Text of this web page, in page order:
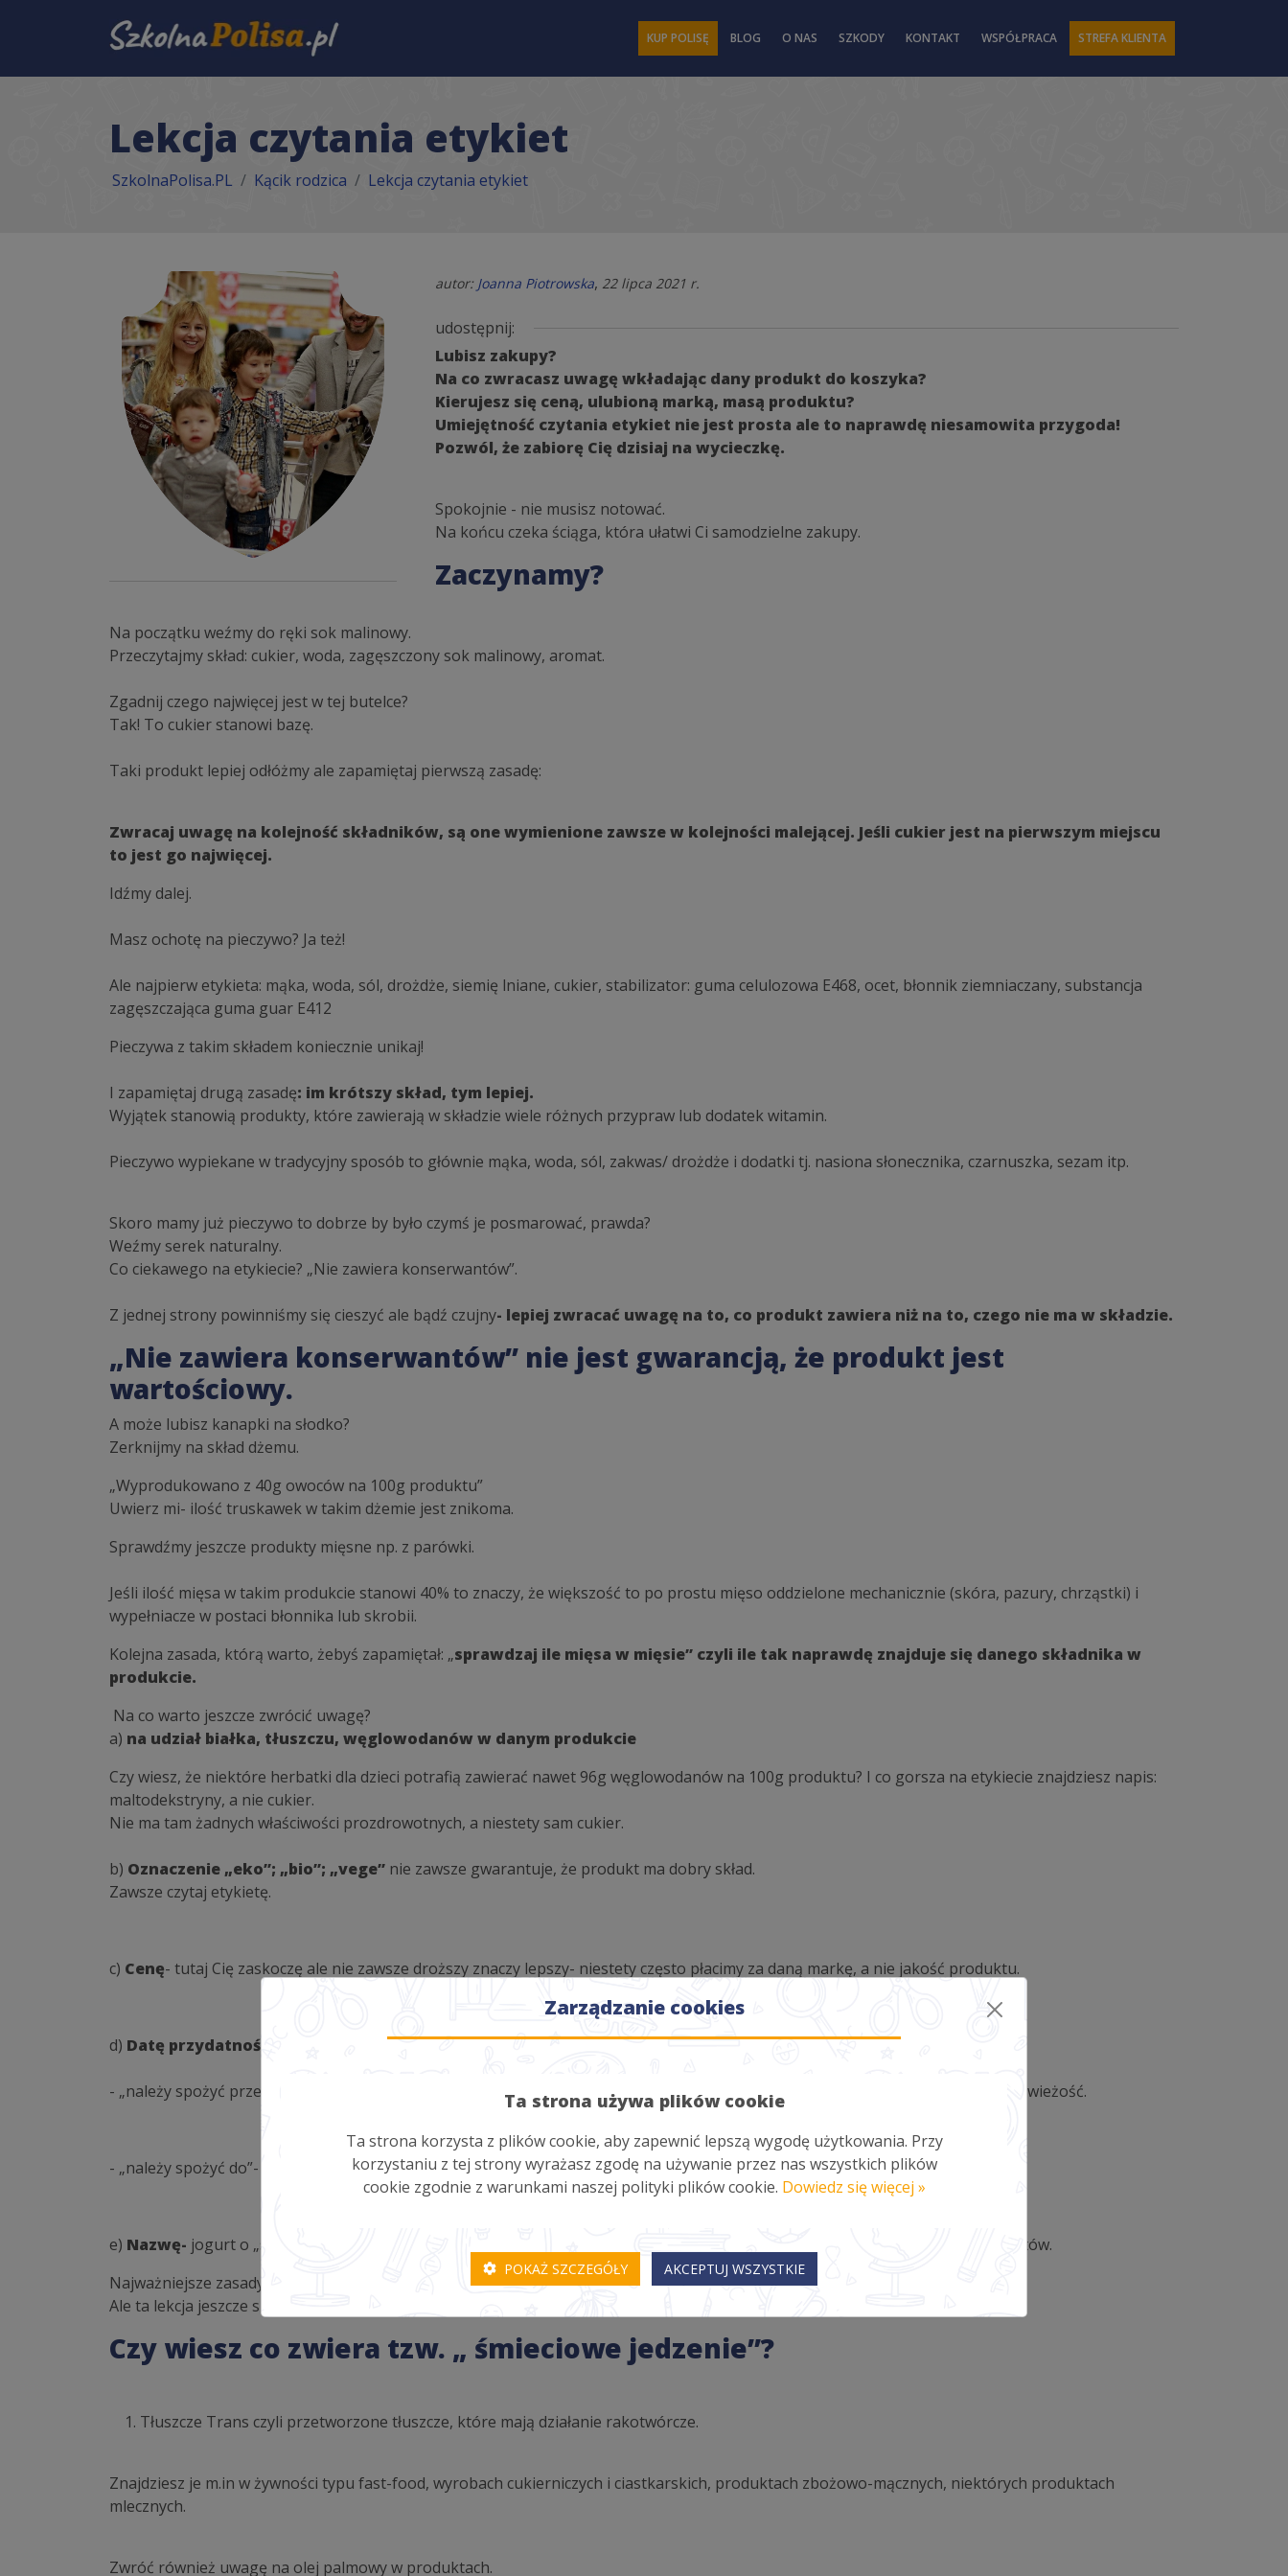
KUP POLISĘ BLOG O NAS SZKODY KONTAKT WSPÓŁPRACA STREFA KLIENTA
Lekcja czytania etykiet
SzkolnaPolisa.PL Kącik rodzica Lekcja czytania etykiet
autor: Joanna Piotrowska, 22 lipca 2021 r.
udostępnij:
Lubisz zakupy?
Na co zwracasz uwagę wkładając dany produkt do koszyka?
Kierujesz się ceną, ulubioną marką, masą produktu?
Umiejętność czytania etykiet nie jest prosta ale to naprawdę niesamowita przygoda!
Pozwól, że zabiorę Cię dzisiaj na wycieczkę.
Spokojnie - nie musisz notować.
Na końcu czeka ściąga, która ułatwi Ci samodzielne zakupy.
Zaczynamy?
Na początku weźmy do ręki sok malinowy.
Przeczytajmy skład: cukier, woda, zagęszczony sok malinowy, aromat.
Zgadnij czego najwięcej jest w tej butelce?
Tak! To cukier stanowi bazę.
Taki produkt lepiej odłóżmy ale zapamiętaj pierwszą zasadę:
Zwracaj uwagę na kolejność składników, są one wymienione zawsze w kolejności malejącej. Jeśli cukier jest na pierwszym miejscu
to jest go najwięcej.
Idźmy dalej.
Masz ochotę na pieczywo? Ja też!
Ale najpierw etykieta: mąka, woda, sól, drożdże, siemię lniane, cukier, stabilizator: guma celulozowa E468, ocet, błonnik ziemniaczany, substancja
zagęszczająca guma guar E412
Pieczywa z takim składem koniecznie unikaj!
I zapamiętaj drugą zasadę: im krótszy skład, tym lepiej.
Wyjątek stanowią produkty, które zawierają w składzie wiele różnych przypraw lub dodatek witamin.
Pieczywo wypiekane w tradycyjny sposób to głównie mąka, woda, sól, zakwas/ drożdże i dodatki tj. nasiona słonecznika, czarnuszka, sezam itp.
Skoro mamy już pieczywo to dobrze by było czymś je posmarować, prawda?
Weźmy serek naturalny.
Co ciekawego na etykiecie? „Nie zawiera konserwantów”.
Z jednej strony powinniśmy się cieszyć ale bądź czujny- lepiej zwracać uwagę na to, co produkt zawiera niż na to, czego nie ma w składzie.
„Nie zawiera konserwantów” nie jest gwarancją, że produkt jest
wartościowy.
A może lubisz kanapki na słodko?
Zerknijmy na skład dżemu.
„Wyprodukowano z 40g owoców na 100g produktu”
Uwierz mi- ilość truskawek w takim dżemie jest znikoma.
Sprawdźmy jeszcze produkty mięsne np. z parówki.
Jeśli ilość mięsa w takim produkcie stanowi 40% to znaczy, że większość to po prostu mięso oddzielone mechanicznie (skóra, pazury, chrząstki) i
wypełniacze w postaci błonnika lub skrobii.
Kolejna zasada, którą warto, żebyś zapamiętał: „sprawdzaj ile mięsa w mięsie” czyli ile tak naprawdę znajduje się danego składnika w
produkcie.
Na co warto jeszcze zwrócić uwagę?
a) na udział białka, tłuszczu, węglowodanów w danym produkcie
Czy wiesz, że niektóre herbatki dla dzieci potrafią zawierać nawet 96g węglowodanów na 100g produktu? I co gorsza na etykiecie znajdziesz napis:
maltodekstryny, a nie cukier.
Nie ma tam żadnych właściwości prozdrowotnych, a niestety sam cukier.
b) Oznaczenie „eko”; „bio”; „vege” nie zawsze gwarantuje, że produkt ma dobry skład.
Zawsze czytaj etykietę.
c) Cenę- tutaj Cię zaskoczę ale nie zawsze droższy znaczy lepszy- niestety często płacimy za daną markę, a nie jakość produktu.
d) Datę przydatności do spożycia:
- „należy spożyć przed” - data minimalnej trwałości, możesz spożyć produkt po tej dacie, oczywiście wcześniej sprawdzając jego świeżość.
- „należy spożyć do”- po przekroczeniu tej daty lepiej wyrzuć produkt.
e) Nazwę- jogurt o „smaku truskawkowym” najprawdopodniej zawiera znikomą ilość owoców za to sporą dawkę cukru i aromatów.
Najważniejsze zasady już znasz.
Ale ta lekcja jeszcze się nie kończy.
Czy wiesz co zwiera tzw. „ śmieciowe jedzenie”?
Tłuszcze Trans czyli przetworzone tłuszcze, które mają działanie rakotwórcze.
Znajdziesz je m.in w żywności typu fast-food, wyrobach cukierniczych i ciastkarskich, produktach zbożowo-mącznych, niektórych produktach
mlecznych.
Zwróć również uwagę na olej palmowy w produktach.
Zarządzanie cookies
Ta strona używa plików cookie
Ta strona korzysta z plików cookie, aby zapewnić lepszą wygodę użytkowania. Przy
korzystaniu z tej strony wyrażasz zgodę na używanie przez nas wszystkich plików
cookie zgodnie z warunkami naszej polityki plików cookie. Dowiedz się więcej »
POKAŻ SZCZEGÓŁY AKCEPTUJ WSZYSTKIE